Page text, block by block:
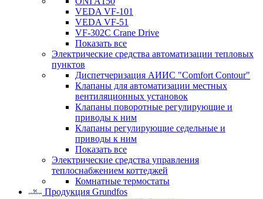
VEDA VF-101
VEDA VF-51
VF-302C Crane Drive
Показать все
Электрические средства автоматизации тепловых
пунктов
Диспетчеризация АИИС "Comfort Contour"
Клапаны для автоматизации местных
вентиляционных установок
Клапаны поворотные регулирующие и
приводы к ним
Клапаны регулирующие седельные и
приводы к ним
Показать все
Электрические средства управления
теплоснабжением коттеджей
Комнатные термостаты
Продукция Grundfos